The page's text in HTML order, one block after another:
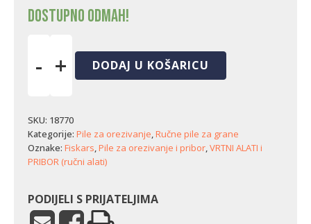
Dostupno odmah!
-
Fiskars
SW-
330
(330
+ DODAJ U KOŠARICU
SKU: 18770
Kategorije: Pile za orezivanje,Ručne pile za grane
Oznake: Fiskars,Pile za orezivanje i pribor,VRTNI ALATI i
PRIBOR (ručni alati)
PODIJELI S PRIJATELJIMA